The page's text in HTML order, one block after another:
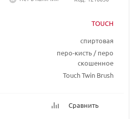
TOUCH
спиртовая
перо-кисть / перо
скошенное
Touch Twin Brush
Сравнить